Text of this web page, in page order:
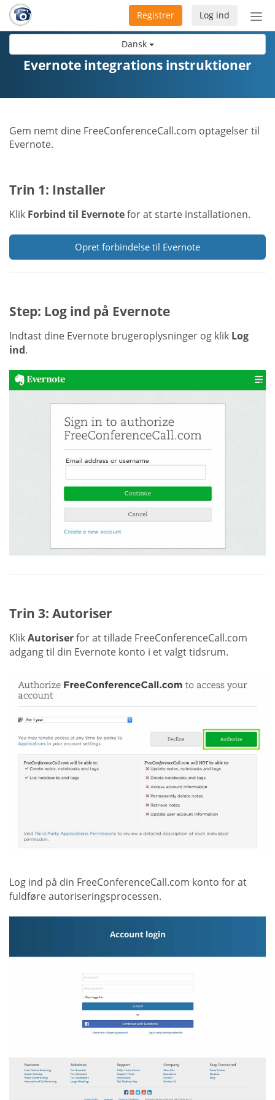
Dansk
Slå
Log ind
Registrer
Evernote integrations instruktioner
Gem nemt dine FreeConferenceCall.com optagelser til
Evernote.
Trin 1: Installer
Klik Forbind til Evernotefor at starte installationen.
Opret forbindelse til Evernote
Step: Log ind på Evernote
Indtast dine Evernote brugeroplysninger og klik Log
ind.
Trin 3: Autoriser
KlikAutoriserfor at tillade FreeConferenceCall.com
adgang til din Evernote konto i et valgt tidsrum.
Log ind på din FreeConferenceCall.com konto for at
fuldføre autoriseringsprocessen.